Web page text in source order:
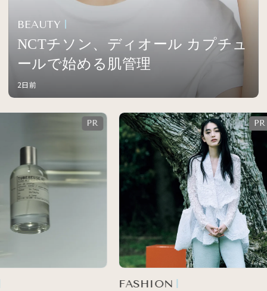
BEAUTY
NCTチソン、ディオール カプチュ
ールで始める肌管理
2日前
FASHION